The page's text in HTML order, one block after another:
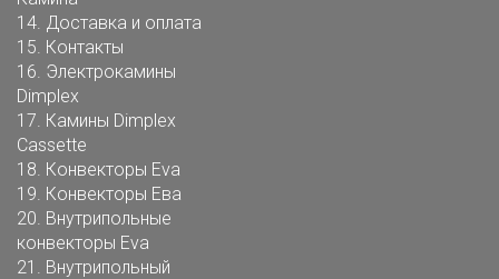
14. Доставка и оплата
15. Контакты
16. Электрокамины
Dimplex
17. Камины Dimplex
Cassette
18. Конвекторы Eva
19. Конвекторы Ева
20. Внутрипольные
конвекторы Eva
21. Внутрипольный